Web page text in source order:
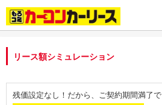
リース額シミュレーション
残価設定なし！だから、ご契約期間満了で